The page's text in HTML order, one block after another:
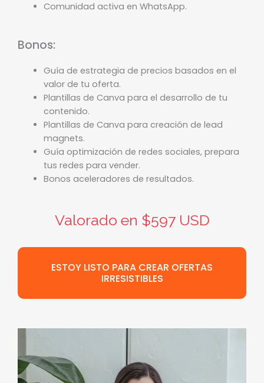
Comunidad activa en WhatsApp.
Bonos:
Guía de estrategia de precios basados en el
valor de tu oferta.
Plantillas de Canva para el desarrollo de tu
contenido.
Plantillas de Canva para creación de lead
magnets.
Guía optimización de redes sociales, prepara
tus redes para vender.
Bonos aceleradores de resultados.
Valorado en $597 USD
ESTOY LISTO PARA CREAR OFERTAS
IRRESISTIBLES